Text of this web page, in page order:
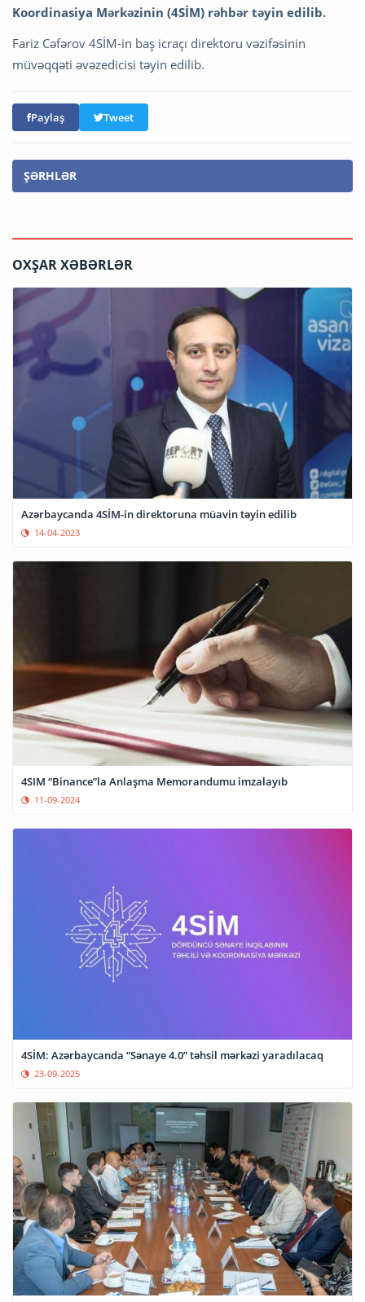
Koordinasiya Mərkəzinin (4SİM) rəhbər təyin edilib.
Fariz Cəfərov 4SİM-in baş icraçı direktoru vəzifəsinin
müvəqqəti əvəzedicisi təyin edilib.
Paylaş Tweet
ŞƏRHLƏR
OXŞAR XƏBƏRLƏR
Azərbaycanda 4SİM-in direktoruna müavin təyin edilib
14-04-2023
4SIM “Binance”la Anlaşma Memorandumu imzalayıb
11-09-2024
4SİM: Azərbaycanda “Sənaye 4.0” təhsil mərkəzi yaradılacaq
23-09-2025